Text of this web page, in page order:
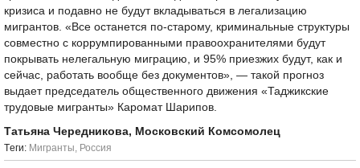
кризиса и подавно не будут вкладываться в легализацию
мигрантов. «Все останется по-старому, криминальные структуры
совместно с коррумпированными правоохранителями будут
покрывать нелегальную миграцию, и 95% приезжих будут, как и
сейчас, работать вообще без документов», — такой прогноз
выдает председатель общественного движения «Таджикские
трудовые мигранты» Каромат Шарипов.
Татьяна Чередникова, Московский Комсомолец
Tеги: Мигранты, Россия